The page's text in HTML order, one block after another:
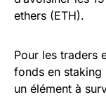
ethers (ETH).
Pour les traders
fonds en
un élément à